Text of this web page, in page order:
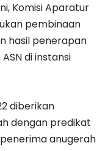
Komisi Aparatur
pembinaan
hasil penerapan
di instansi
diberikan
dengan predikat
penerima anugerah